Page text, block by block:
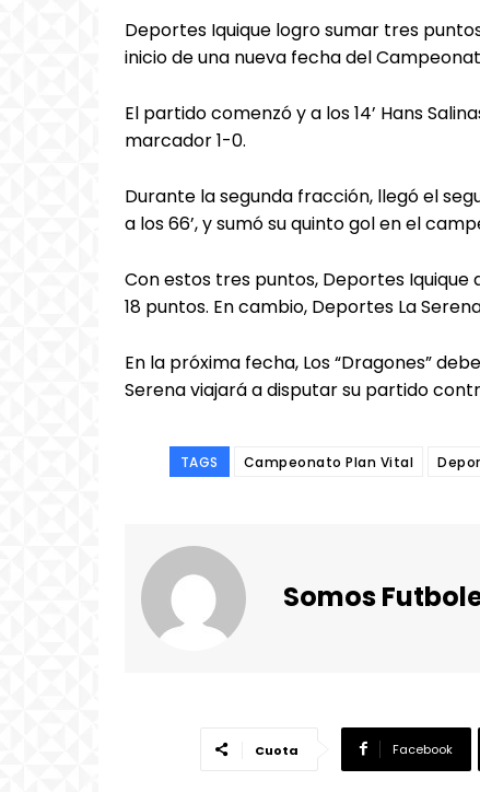
Deportes Iquique logro sumar tres
inicio de una nueva fecha del
El partido comenzó y a los 14’ Hans
marcador 1-0.
Durante la segunda fracción, llegó el
a los 66’, y sumó su quinto gol en el
Con estos tres puntos, Deportes Iquique
18 puntos. En cambio, Deportes La
En la próxima fecha, Los “Dragones”
Serena viajará a disputar su partido
TAGS Campeonato Plan Vital
Somos
Cuota Facebook